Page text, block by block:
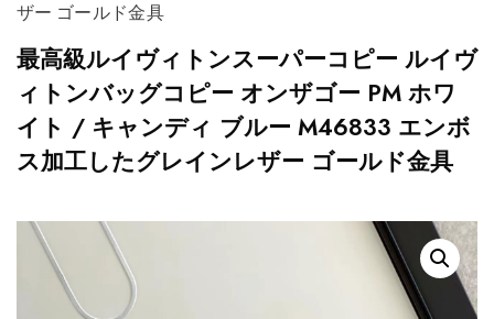
ザー ゴールド金具
最高級ルイヴィトンスーパーコピー ルイヴ
ィトンバッグコピー オンザゴー PM ホワ
イト / キャンディ ブルー M46833 エンボ
ス加工したグレインレザー ゴールド金具